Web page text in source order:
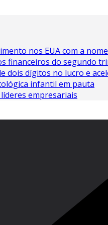
nos EUA com a
financeiros do segundo
dois dígitos no lucro e
infantil em pauta
empresariais